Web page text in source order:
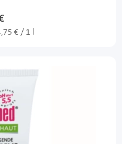
€ / 1 l